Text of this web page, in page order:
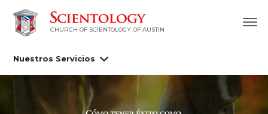
CHURCH OF SCIENTOLOGY OF AUSTIN
Nuestros Servicios